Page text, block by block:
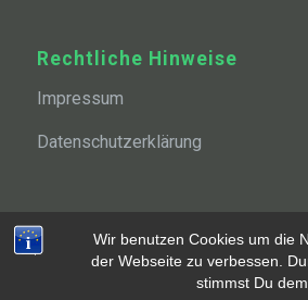
Wir benutzen Cookies um die
der Webseite zu verbessen.
stimmst Du dem
Rechtliche Hinweise
Impressum
Datenschutzerklärung
© TSC Wellingsbüttel von 1937 e. V. |